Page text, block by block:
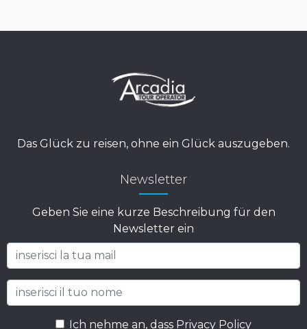
Das Glück zu reisen, ohne ein Glück auszugeben.
Newsletter
Geben Sie eine kurze Beschreibung für den
Newsletter ein
Ich nehme an, dass Privacy Policy